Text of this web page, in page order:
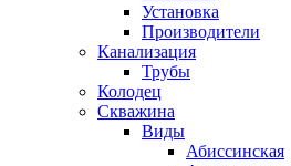
Установка
Производители
Канализация
Трубы
Колодец
Скважина
Виды
Абиссинская